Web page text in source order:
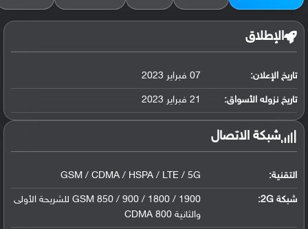
البطارية:
ليثيوم بوليمر سعة 5000 مللي أمبير, غير ق...
الإطلاق
تاريخ الإعلان: 07 فبراير 2023
تاريخ نزوله الأسواق: 21 فبراير 2023
شبكة الاتصال
التقنية: GSM / CDMA / HSPA / LTE / 5G
شبكة 2G:
GSM 850 / 900 / 1800 / 1900 للشريحة الأولى
والثانية CDMA 800